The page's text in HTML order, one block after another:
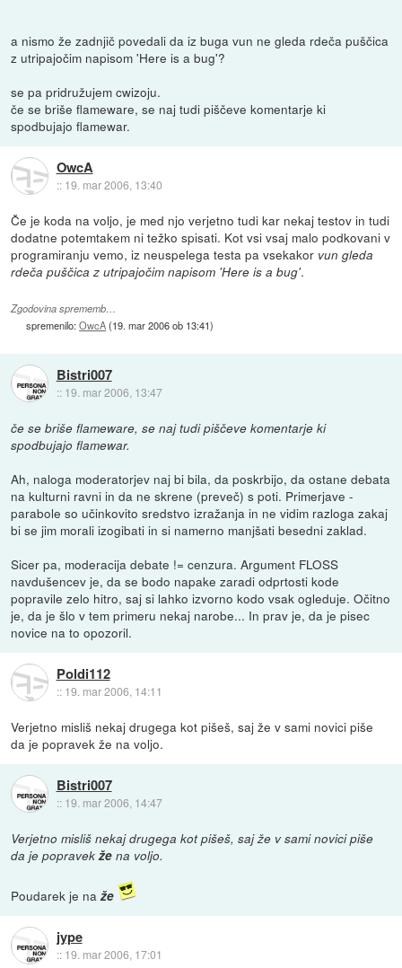
a nismo že zadnjič povedali da iz buga vun ne gleda rdeča puščica
z utripajočim napisom 'Here is a bug'?
se pa pridružujem cwizoju.
če se briše flameware, se naj tudi piščeve komentarje ki
spodbujajo flamewar.
OwcA
:: 19. mar 2006, 13:40
Če je koda na voljo, je med njo verjetno tudi kar nekaj testov in tudi
dodatne potemtakem ni težko spisati. Kot vsi vsaj malo podkovani v
programiranju vemo, iz neuspelega testa pa vsekakor vun gleda
rdeča puščica z utripajočim napisom 'Here is a bug'.
Zgodovina sprememb…
spremenilo:OwcA(19. mar 2006 ob 13:41)
Bistri007
:: 19. mar 2006, 13:47
če se briše flameware, se naj tudi piščeve komentarje ki
spodbujajo flamewar.
Ah, naloga moderatorjev naj bi bila, da poskrbijo, da ostane debata
na kulturni ravni in da ne skrene (preveč) s poti. Primerjave -
parabole so učinkovito sredstvo izražanja in ne vidim razloga zakaj
bi se jim morali izogibati in si namerno manjšati besedni zaklad.
Sicer pa, moderacija debate != cenzura. Argument FLOSS
navdušencev je, da se bodo napake zaradi odprtosti kode
popravile zelo hitro, saj si lahko izvorno kodo vsak ogleduje. Očitno
je, da je šlo v tem primeru nekaj narobe... In prav je, da je pisec
novice na to opozoril.
Poldi112
:: 19. mar 2006, 14:11
Verjetno misliš nekaj drugega kot pišeš, saj že v sami novici piše
da je popravek že na voljo.
Bistri007
:: 19. mar 2006, 14:47
Verjetno misliš nekaj drugega kot pišeš, saj že v sami novici piše
da je popravekže na voljo.
Poudarek je naže
jype
:: 19. mar 2006, 17:01